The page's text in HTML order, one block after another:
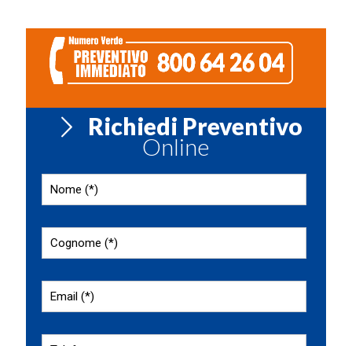
Richiedi Preventivo
Online